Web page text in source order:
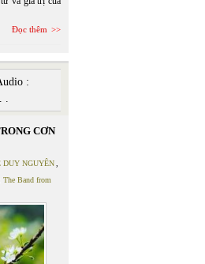
Đọc thêm
:
.
CƠN
DUY NGUYÊN
Band from